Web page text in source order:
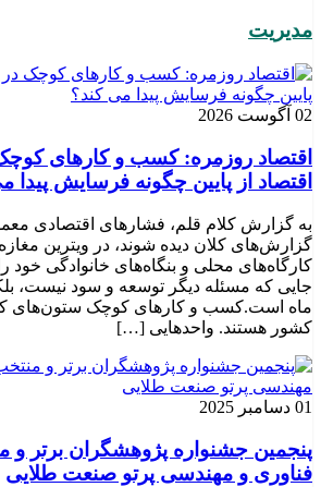
مدیریت
02 آگوست 2026
اقتصاد روزمره: کسب‌ و کارهای کوچک
اقتصاد از پایین چگونه فرسایش پیدا
به گزارش کلام قلم، فشارهای اقتصادی
گزارش‌های کلان دیده شوند، در ویترین
کارگاه‌های محلی و بنگاه‌های خانوادگی خود
جایی که مسئله دیگر توسعه و سود نیست،
ماه است.کسب‌ و کارهای کوچک ستون‌های
کشور هستند. واحدهایی […]
01 دسامبر 2025
پنجمین جشنواره پژوهشگران برتر
فناوری و مهندسی پرتو صنعت طلایی